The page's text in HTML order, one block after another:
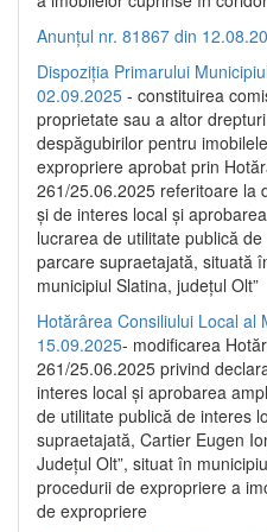
Anunțul nr. 81867 din
Dispoziția Primarului
02.09.2025 - constituirea
proprietate sau a altor
despăgubirilor pentru
expropriere aprobat prin
261/25.06.2025 referitoare la
și de interes local și
lucrarea de utilitate publică
parcare supraetajată, situată
municipiul Slatina, județul Olt”
Hotărârea Consiliului Local al
15.09.2025- modificarea
261/25.06.2025 privind
interes local și aprobarea
de utilitate publică de interes
supraetajată, Cartier Eugen
Județul Olt”, situat în
procedurii de expropriere a
de expropriere